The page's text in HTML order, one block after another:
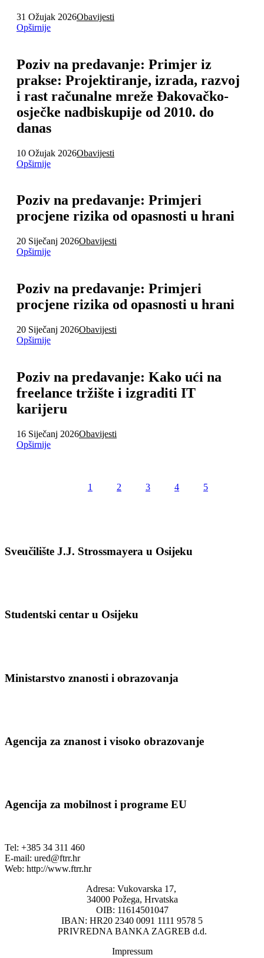
31 Ožujak 2026Obavijesti
Opširnije
Poziv na predavanje: Primjer iz
prakse: Projektiranje, izrada, razvoj
i rast računalne mreže Đakovačko-
osječke nadbiskupije od 2010. do
danas
10 Ožujak 2026Obavijesti
Opširnije
Poziv na predavanje: Primjeri
procjene rizika od opasnosti u hrani
20 Siječanj 2026Obavijesti
Opširnije
Poziv na predavanje: Primjeri
procjene rizika od opasnosti u hrani
20 Siječanj 2026Obavijesti
Opširnije
Poziv na predavanje: Kako ući na
freelance tržište i izgraditi IT
karijeru
16 Siječanj 2026Obavijesti
Opširnije
1 2 3 4 5
Sveučilište J.J. Strossmayera u Osijeku
Studentski centar u Osijeku
Ministarstvo znanosti i obrazovanja
Agencija za znanost i visoko obrazovanje
Agencija za mobilnost i programe EU
Tel: +385 34 311 460
E-mail: ured@ftrr.hr
Web: http://www.ftrr.hr
Adresa: Vukovarska 17,
34000 Požega, Hrvatska
OIB: 11614501047
IBAN: HR20 2340 0091 1111 9578 5
PRIVREDNA BANKA ZAGREB d.d.
Impressum